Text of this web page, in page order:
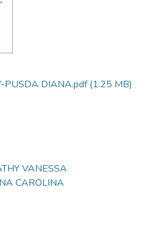
PUSDA DIANA.pdf(1.25 MB)
VANESSA
CAROLINA